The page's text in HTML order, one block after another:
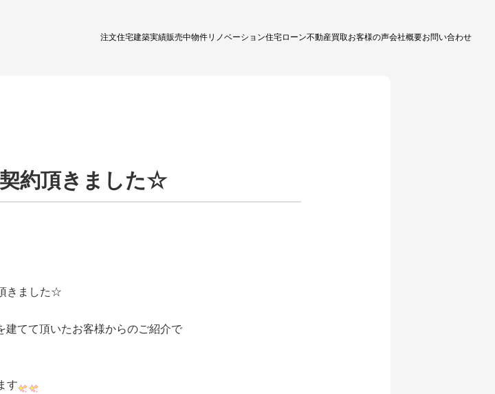
注文住宅建築実績販売中物件リノベーション住宅ローン不動産買取お客様の声会社概要お問い合わせ
約頂きました☆
きました☆
建てて頂いたお客様からのご紹介で
す